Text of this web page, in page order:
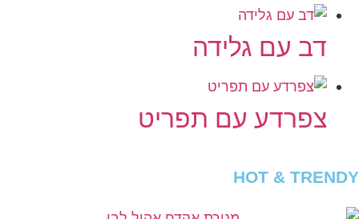
דב עם גלידה
צפרדע עם תפריט
HOT & TRENDY